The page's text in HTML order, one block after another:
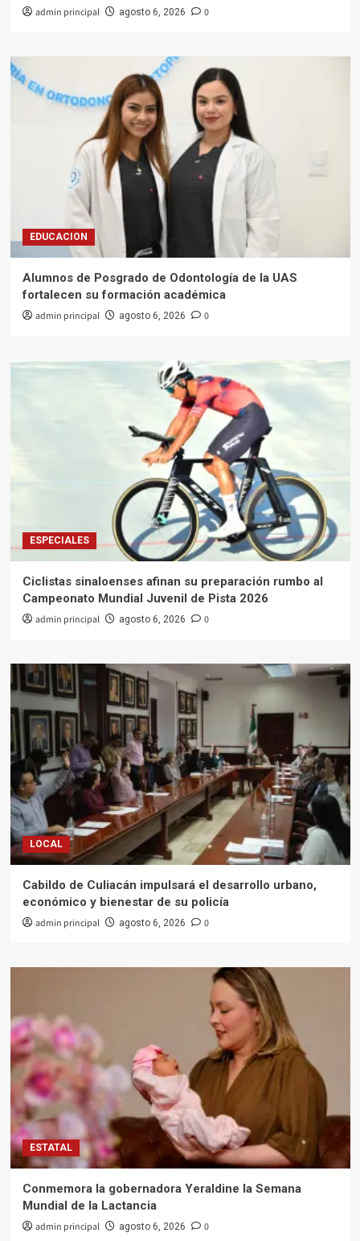
admin principal agosto 6, 2026 0
EDUCACION
Alumnos de Posgrado de Odontología de la UAS
fortalecen su formación académica
admin principal agosto 6, 2026 0
ESPECIALES
Ciclistas sinaloenses afinan su preparación rumbo al
Campeonato Mundial Juvenil de Pista 2026
admin principal agosto 6, 2026 0
LOCAL
Cabildo de Culiacán impulsará el desarrollo urbano,
económico y bienestar de su policía
admin principal agosto 6, 2026 0
ESTATAL
Conmemora la gobernadora Yeraldine la Semana
Mundial de la Lactancia
admin principal agosto 6, 2026 0